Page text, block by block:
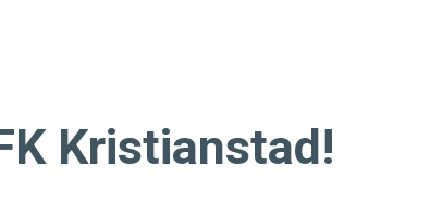
Kristianstad!